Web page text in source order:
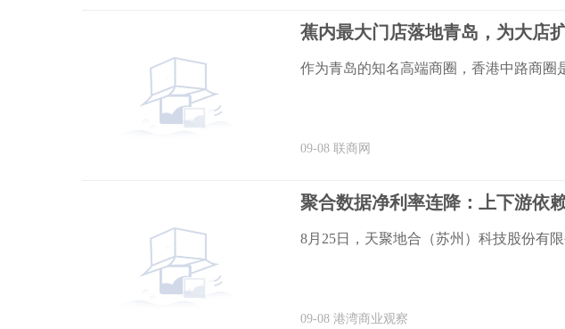
蕉内最大门店落地青岛，为大店
作为青岛的知名高端商圈，香港中路商圈
09-08 联商网
8月25日，天聚地合（苏州）科技股份有
09-08 港湾商业观察